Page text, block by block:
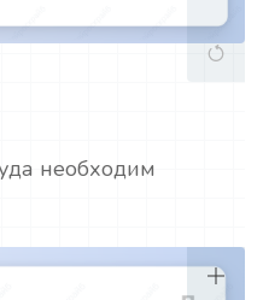
необходим